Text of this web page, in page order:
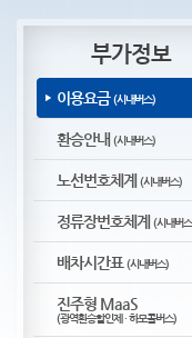
부가정보
이용요금(시내버스)
환승안내 (시내버스)
노선번호체계 (시내버스)
정류장번호체계 (시내버
배차시간표 (시내버스)
진주형 MaaS
(광역환승할인제 · 하모콜버스)